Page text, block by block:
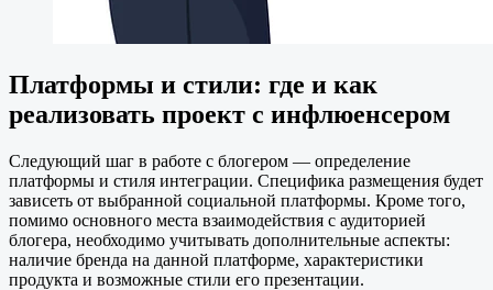
Платформы и стили: где и как
реализовать проект с инфлюенсером
Следующий шаг в работе с блогером — определение
платформы и стиля интеграции. Специфика размещения будет
зависеть от выбранной социальной платформы. Кроме того,
помимо основного места взаимодействия с аудиторией
блогера, необходимо учитывать дополнительные аспекты:
наличие бренда на данной платформе, характеристики
продукта и возможные стили его презентации.